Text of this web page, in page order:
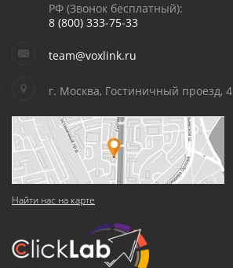
РФ (Звонок бесплатный):
8 (800) 333-75-33
team@voxlink.ru
г. Москва, Гостиничный проезд, 4
Найти нас на карте